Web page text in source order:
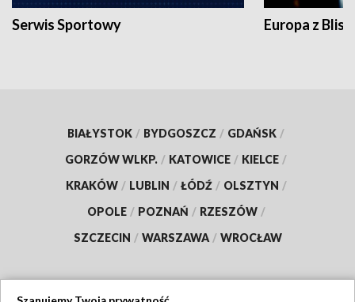
Serwis Sportowy Europa z
BIAŁYSTOK / BYDGOSZCZ / GDAŃSK /
GORZÓW WLKP. / KATOWICE / KIELCE /
KRAKÓW / LUBLIN / ŁÓDŹ / OLSZTYN /
OPOLE / POZNAŃ / RZESZÓW /
SZCZECIN / WARSZAWA / WROCŁAW